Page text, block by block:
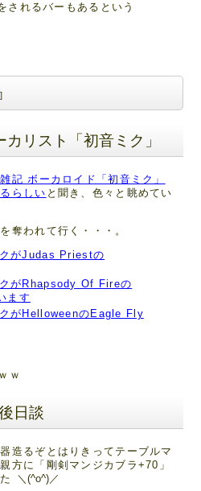
されるバーもあるという
]
リスト「初音ミク」
記 ボーカロイド「初音ミク」
らしい と聞き、色々と眺めてい
奪われて行く・・・。
クがJudas Priestの
がRhapsody Of Fireの
ます
がHelloweenのEagle Fly
ｗ
日談
造るぞとはりきってテーブルマ
方に「剛剣マンジカブラ+70」
＼(^o^)／